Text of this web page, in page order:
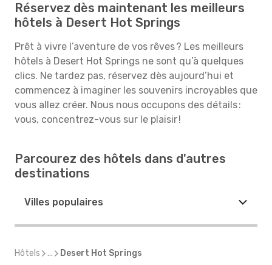
Réservez dès maintenant les meilleurs
hôtels à Desert Hot Springs
Prêt à vivre l’aventure de vos rêves ? Les meilleurs
hôtels à Desert Hot Springs ne sont qu’à quelques
clics. Ne tardez pas, réservez dès aujourd’hui et
commencez à imaginer les souvenirs incroyables que
vous allez créer. Nous nous occupons des détails :
vous, concentrez-vous sur le plaisir !
Parcourez des hôtels dans d'autres
destinations
Villes populaires
Hôtels ... Desert Hot Springs